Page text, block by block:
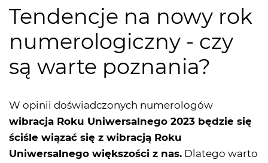
Tendencje na nowy rok
numerologiczny - czy
są warte poznania?
W opinii doświadczonych numerologów
wibracja Roku Uniwersalnego 2023 będzie się
ściśle wiązać się z wibracją Roku
Uniwersalnego większości z nas. Dlatego warto